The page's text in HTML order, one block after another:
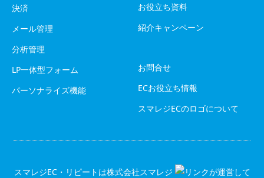
決済
メール管理
分析管理
LP一体型フォーム
パーソナライズ機能
お役立ち資料
紹介キャンペーン
お問合せ
ECお役立ち情報
スマレジECのロゴについて
スマレジEC・リピートは株式会社スマレジ
が運営して